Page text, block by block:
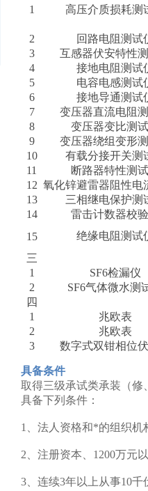
1 高压介质损耗测
2
回路电阻测试
3
互感器伏安特性
4
接地电阻测试
5
电容电感测试
6
接地导通测试
7
变压器直流电阻
8
变压器变比测
9
变压器绕组变形
10
有载分接开关测
11
断路器特性测
12 氧化锌避雷器阻性电
13
三相继电保护测
14
雷击计数器校
15
绝缘电阻测试
三
1
SF6检漏仪
2
SF6气体微水测
四
1
兆欧表
2
兆欧表
3
数字式双钳相位
具备条件
取得三级承试类承装（修
具备下列条件：
1、法人资格和*的组织机
2、注册资本、1200万元
3、连续3年以上从事10